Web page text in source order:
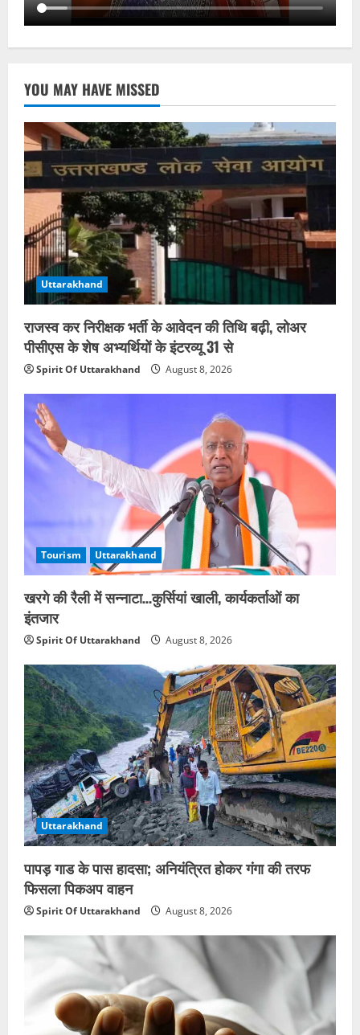
YOU MAY HAVE MISSED
Uttarakhand
राजस्व कर निरीक्षक भर्ती के आवेदन की तिथि बढ़ी, लोअर
पीसीएस के शेष अभ्यर्थियों के इंटरव्यू 31 से
Spirit Of Uttarakhand August 8, 2026
Tourism Uttarakhand
खरगे की रैली में सन्नाटा…कुर्सियां खाली, कार्यकर्ताओं का
इंतजार
Spirit Of Uttarakhand August 8, 2026
Uttarakhand
पापड़ गाड के पास हादसा; अनियंत्रित होकर गंगा की तरफ
फिसला पिकअप वाहन
Spirit Of Uttarakhand August 8, 2026